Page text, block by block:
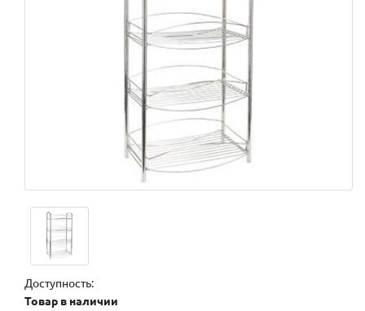
Доступность:
Товар в наличии